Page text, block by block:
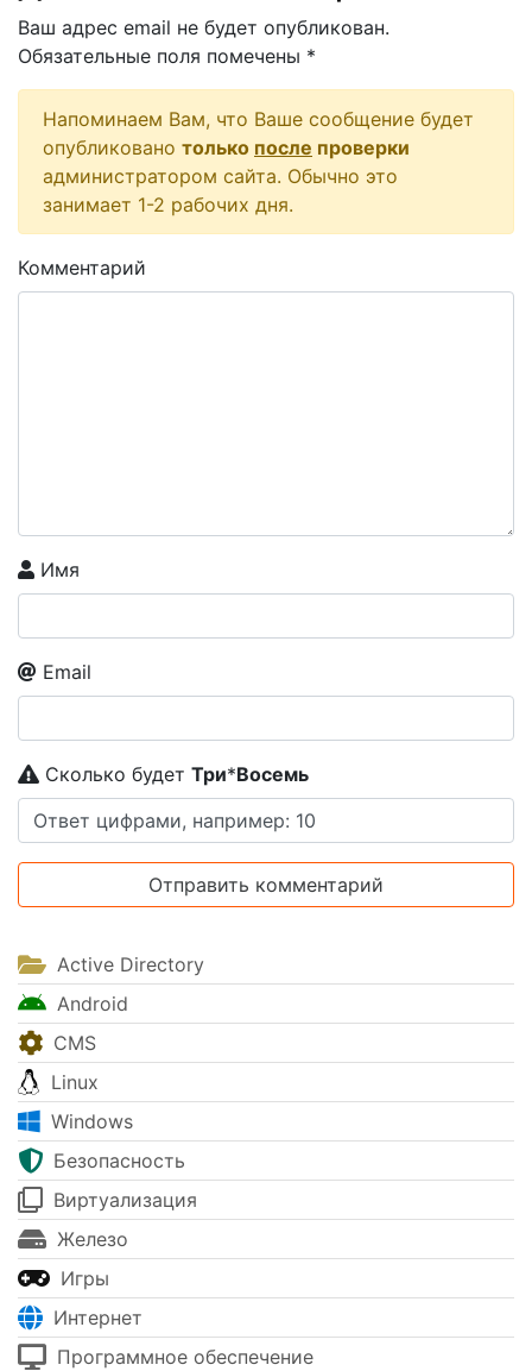
Ваш адрес email не будет опубликован.
Обязательные поля помечены *
Напоминаем Вам, что Ваше сообщение будет
опубликовано только после проверки
администратором сайта. Обычно это
занимает 1-2 рабочих дня.
Комментарий
Имя
Email
Сколько будет Tpи*Boceмь
Active Directory
Android
CMS
Linux
Windows
Безопасность
Виртуализация
Железо
Игры
Интернет
Программное обеспечение